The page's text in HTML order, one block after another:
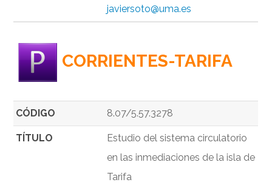
javiersoto@uma.es
CORRIENTES-TARIFA
CÓDIGO 8.07/5.57.3278
TÍTULO
Estudio del sistema circulatorio
en las inmediaciones de la isla de
Tarifa